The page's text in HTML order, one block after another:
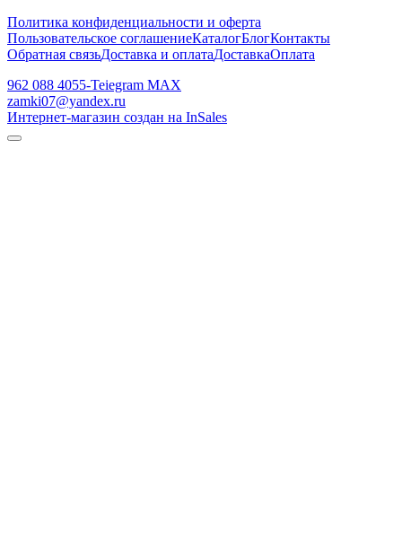
Политика конфиденциальности и оферта
Пользовательское соглашениеКаталогБлогКонтакты
Обратная связьДоставка и оплатаДоставкаОплата
962 088 4055-Teiegram МАХ
zamki07@yandex.ru
Интернет-магазин создан на InSales